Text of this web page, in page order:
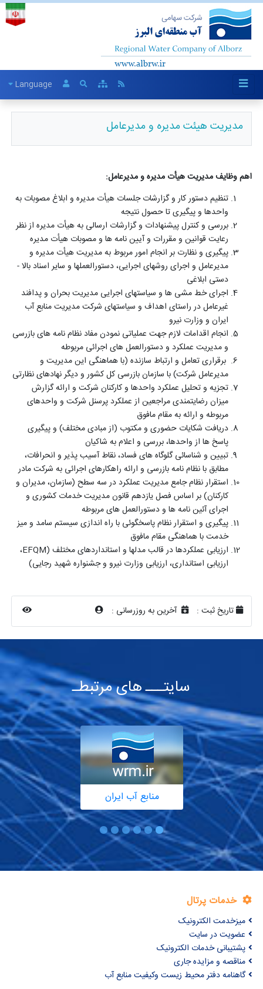
Language
مدیریت هیئت مدیره و مدیرعامل
اهم وظایف مدیریت هیأت مدیره و مدیرعامل:
تنظیم دستور کار و گزارشات جلسات هیأت مدیره و ابلاغ مصوبات به
واحدها و پیگیری تا حصول نتیجه
بررسی و کنترل پیشنهادات و گزارشات ارسالی به هیأت مدیره از نظر
رعایت قوانین و مقررات و آیین ­نامه ­ها و مصوبات هیأت مدیره
پیگیری و نظارت بر انجام امور مربوط به مدیریت هیأت مدیره و
مدیرعامل و اجرای روش­های اجرایی، دستورالعمل­ها و سایر اسناد بالا ­
دستی ابلاغی
اجرای خط مشی­ ها و سیاست­های اجرایی مدیریت بحران و پدافند
غیرعامل در راستای اهداف و سیاست­های شرکت مدیریت منابع آب
ایران و وزارت نیرو
انجام اقدامات لازم جهت عملیاتی نمودن مفاد نظام­ نامه های بازرسی
و مدیریت عملکرد و دستورالعمل ­های اجرائی مربوطه
برقراری تعامل و ارتباط سازنده (با هماهنگی این مدیریت و
مدیرعامل شرکت) با سازمان بازرسی کل کشور و دیگر نهادهای نظارتی
تجزیه و تحلیل عملکرد واحدها و کارکنان شرکت و ارائه گزارش
میزان رضایتمندی مراجعین از عملکرد پرسنل شرکت و واحدهای
مربوطه و ارائه به مقام مافوق
دریافت شکایات حضوری و مکتوب (از مبادی مختلف) و پیگیری
پاسخ­ ها از واحدها، بررسی و اعلام به شاکیان
تبیین و شناسائی گلوگاه­ های فساد، نقاط آسیب­ پذیر و انحرافات،
مطابق با نظام­ نامه بازرسی و ارائه راهکارهای اجرائی به شرکت مادر
استقرار نظام جامع مدیریت عملکرد در سه سطح (سازمان، مدیران و
کارکنان) بر اساس فصل یازدهم قانون مدیریت خدمات کشوری و
اجرای آئین­ نامه­ ها و دستورالعمل­ های مربوطه
پیگیری و استقرار نظام پاسخگوئی با راه­ اندازی سیستم سامد و میز
خدمت با هماهنگی مقام مافوق
ارزیابی عملکردها در قالب مدل­ها و استانداردهای مختلف (EFQM،
ارزیابی استانداری، ارزیابی وزارت نیرو و جشنواره شهید رجایی)
تاریخ ثبت : آخرین به روزرسانی :
سایتـــ های مرتبطـ
منابع آب ایران
خدمات پرتال
میزخدمت الکترونیک
عضویت در سایت
پشتیبانی خدمات الکترونیک
مناقصه و مزایده جاری
گاهنامه دفتر محیط زیست وکیفیت منابع آب